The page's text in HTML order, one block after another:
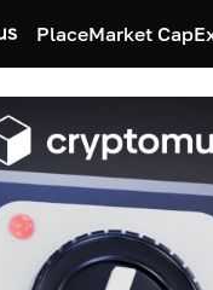
PlaceMarket Cap